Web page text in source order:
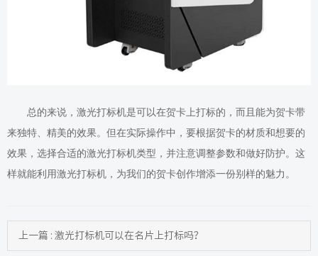
总的来说，激光打标机是可以在贺卡上打标的，而且能为贺卡带
来独特、精美的效果。但在实际操作中，要根据贺卡的材质和想要的
效果，选择合适的激光打标机类型，并注意调整参数和做好防护。这
样就能利用激光打标机，为我们的贺卡创作增添一份别样的魅力。
上一篇 : 激光打标机可以在名片上打标吗？